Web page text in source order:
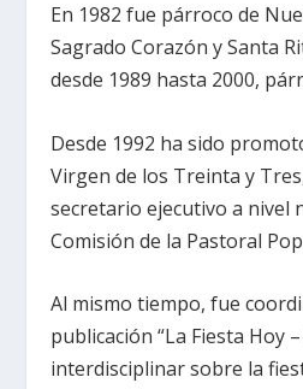
En 1982 fue párroco de
Sagrado Corazón y Santa
desde 1989 hasta 2000,
Desde 1992 ha sido
Virgen de los Treinta y
secretario ejecutivo a nivel
Comisión de la Pastoral
Al mismo tiempo, fue
publicación “La Fiesta Hoy
interdisciplinar sobre la